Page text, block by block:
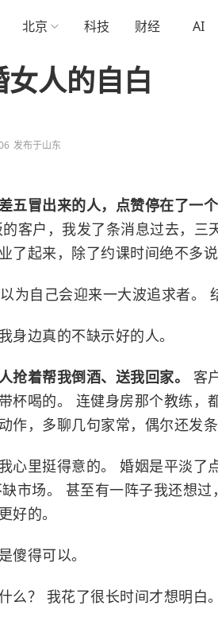
北京 科技 财经 AI
人的自白
发布于山东
五冒出来的人，点赞停在了一
客户，我发了条消息过去，三
了起来，除了约课时间绝不多说
为自己会迎来一大波追求者。
身边真的不缺示好的人。
抢着帮我倒酒、送我回家。 客
杯喝的。 连健身房那个教练，
，多聊几句家常，偶尔还发条
心里挺得意的。 婚姻是平淡了
市场。 甚至有一阵子我还想过
好的。
傻得可以。
么？ 我花了很长时间才想明白。